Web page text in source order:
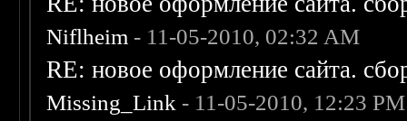
Niflheim - 11-05-2010, 02:32 AM
RE: новое оформление сайта.
Missing_Link - 11-05-2010, 12:23 PM